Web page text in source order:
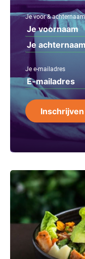
Je voor & achternaam
Je e-mailadres